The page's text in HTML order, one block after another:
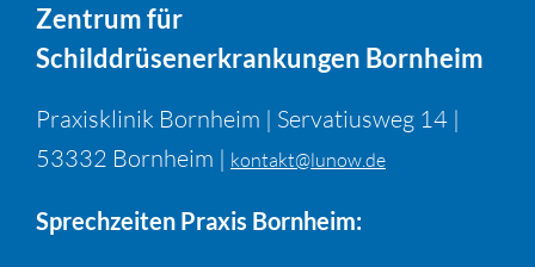
Zentrum für
Schilddrüsenerkrankungen Bornheim
Praxisklinik Bornheim | Servatiusweg 14 |
53332 Bornheim | kontakt@lunow.de
Sprechzeiten Praxis Bornheim: